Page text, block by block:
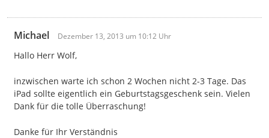
Michael Dezember 13, 2013 um 10:12 Uhr
Hallo Herr Wolf,
inzwischen warte ich schon 2 Wochen nicht 2-3 Tage. Das
iPad sollte eigentlich ein Geburtstagsgeschenk sein. Vielen
Dank für die tolle Überraschung!
Danke für Ihr Verständnis